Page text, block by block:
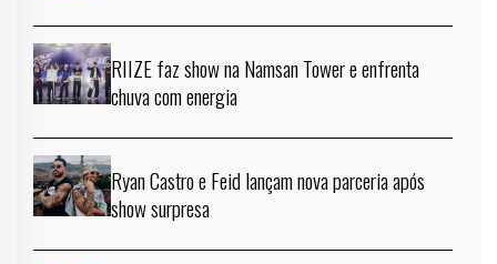
RIIZE faz show na Namsan Tower e enfrenta
chuva com energia
Ryan Castro e Feid lançam nova parceria após
show surpresa